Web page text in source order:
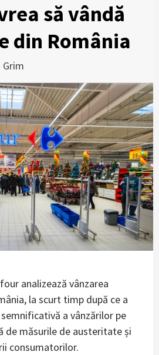
să vândă
din România
Grim
analizează vânzarea
la scurt timp după ce a
a vânzărilor pe
de măsurile de austeritate și
consumatorilor.